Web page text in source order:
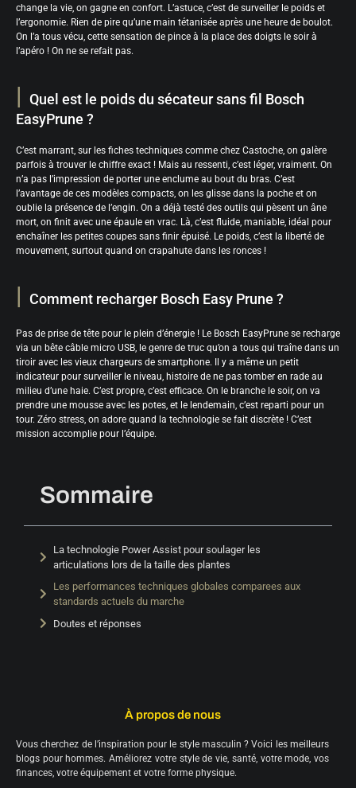
change la vie, on gagne en confort. L’astuce, c’est de surveiller le poids et
l’ergonomie. Rien de pire qu’une main tétanisée après une heure de boulot.
On l’a tous vécu, cette sensation de pince à la place des doigts le soir à
l’apéro ! On ne se refait pas.
Quel est le poids du sécateur sans fil Bosch
EasyPrune ?
C’est marrant, sur les fiches techniques comme chez Castoche, on galère
parfois à trouver le chiffre exact ! Mais au ressenti, c’est léger, vraiment. On
n’a pas l’impression de porter une enclume au bout du bras. C’est
l’avantage de ces modèles compacts, on les glisse dans la poche et on
oublie la présence de l’engin. On a déjà testé des outils qui pèsent un âne
mort, on finit avec une épaule en vrac. Là, c’est fluide, maniable, idéal pour
enchaîner les petites coupes sans finir épuisé. Le poids, c’est la liberté de
mouvement, surtout quand on crapahute dans les ronces !
Comment recharger Bosch Easy Prune ?
Pas de prise de tête pour le plein d’énergie ! Le Bosch EasyPrune se recharge
via un bête câble micro USB, le genre de truc qu’on a tous qui traîne dans un
tiroir avec les vieux chargeurs de smartphone. Il y a même un petit
indicateur pour surveiller le niveau, histoire de ne pas tomber en rade au
milieu d’une haie. C’est propre, c’est efficace. On le branche le soir, on va
prendre une mousse avec les potes, et le lendemain, c’est reparti pour un
tour. Zéro stress, on adore quand la technologie se fait discrète ! C’est
mission accomplie pour l’équipe.
Sommaire
La technologie Power Assist pour soulager les
articulations lors de la taille des plantes
Les performances techniques globales comparees aux
standards actuels du marche
Doutes et réponses
À propos de nous
Vous cherchez de l’inspiration pour le style masculin ? Voici les meilleurs
blogs pour hommes. Améliorez votre style de vie, santé, votre mode, vos
finances, votre équipement et votre forme physique.